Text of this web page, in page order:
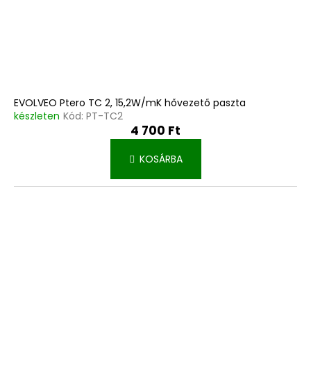
EVOLVEO Ptero TC 2, 15,2W/mK hővezető paszta
készleten Kód: PT-TC2
4 700 Ft
KOSÁRBA